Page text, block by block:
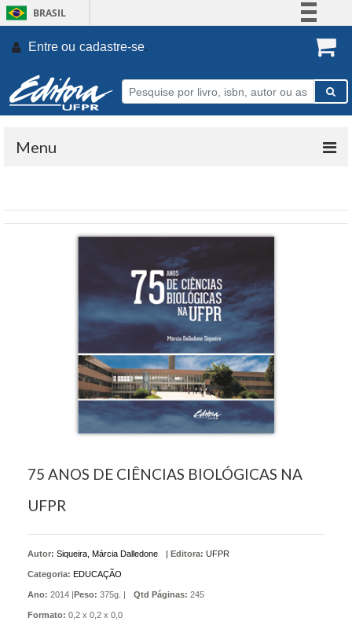
BRASIL
Participe
Entre ou cadastre-se.
Menu
75 ANOS DE CIÊNCIAS BIOLÓGICAS NA
UFPR
Autor: Siqueira, Márcia Dalledone | Editora: UFPR
Categoria: EDUCAÇÃO
Ano: 2014 |Peso: 375g. | Qtd Páginas: 245
Formato: 0,2 x 0,2 x 0,0